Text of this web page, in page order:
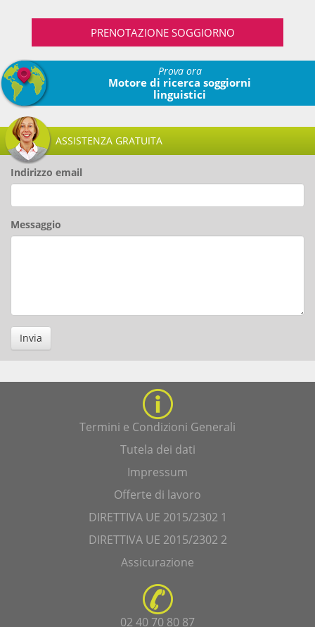
PRENOTAZIONE SOGGIORNO
Prova ora
Motore di ricerca soggiorni
linguistici
ASSISTENZA GRATUITA
Indirizzo email
Messaggio
Invia
Termini e Condizioni Generali
Tutela dei dati
Impressum
Offerte di lavoro
DIRETTIVA UE 2015/2302 1
DIRETTIVA UE 2015/2302 2
Assicurazione
02 40 70 80 87